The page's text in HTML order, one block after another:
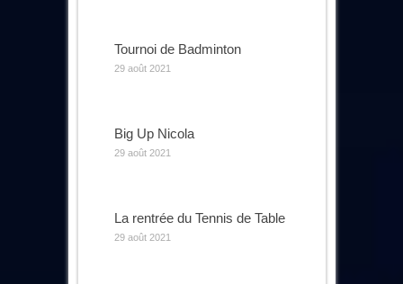
Tournoi de Badminton
29 août 2021
Big Up Nicola
29 août 2021
La rentrée du Tennis de Table
29 août 2021